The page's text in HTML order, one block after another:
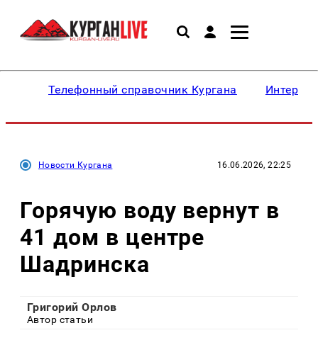
Телефонный справочник Кургана
Новости Кургана 16.06.2026, 22:25
Горячую воду вернут в
41 дом в центре
Шадринска
Григорий Орлов
Автор статьи